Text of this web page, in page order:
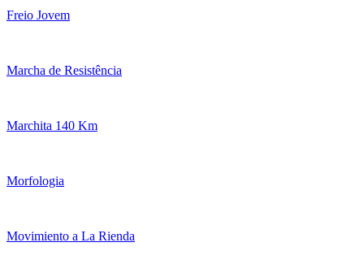
Freio Jovem
Marcha de Resistência
Marchita 140 Km
Morfologia
Movimiento a La Rienda